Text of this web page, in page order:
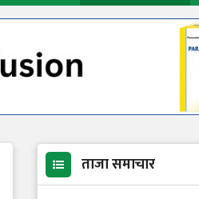
ताजा समाचार